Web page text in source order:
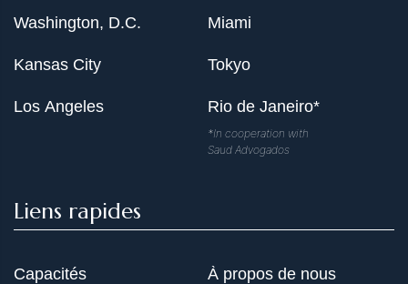
Washington, D.C.
Kansas City
Los Angeles
Miami
Tokyo
Rio de Janeiro*
*In cooperation with
Saud Advogados
Liens rapides
Capacités À propos de nous